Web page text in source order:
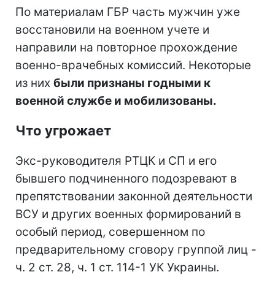
По материалам ГБР часть мужчин уже
восстановили на военном учете и
направили на повторное прохождение
военно-врачебных комиссий. Некоторые
из них были признаны годными к
военной службе и мобилизованы.
Что угрожает
Экс-руководителя РТЦК и СП и его
бывшего подчиненного подозревают в
препятствовании законной деятельности
ВСУ и других военных формирований в
особый период, совершенном по
предварительному сговору группой лиц -
ч. 2 ст. 28, ч. 1 ст. 114-1 УК Украины.